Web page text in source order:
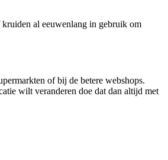
al eeuwenlang in gebruik om
of bij de betere webshops.
wilt veranderen doe dat dan altijd met